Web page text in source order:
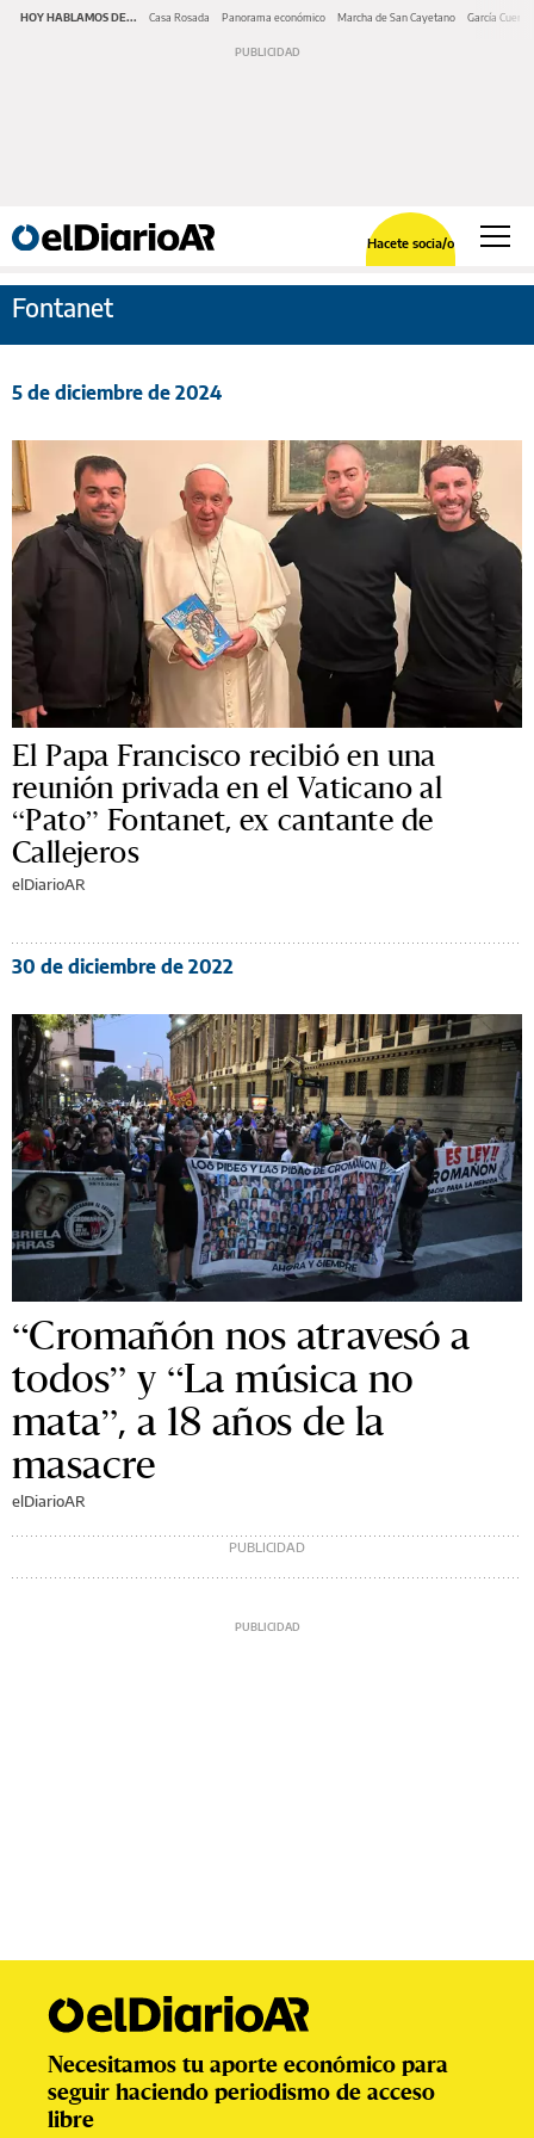
HOY HABLAMOS DE... Casa Rosada Panorama económico Marcha de San Cayetano García Cuerva
Hacete socia/o
Fontanet
5 de diciembre de 2024
El Papa Francisco recibió en una
reunión privada en el Vaticano al
“Pato” Fontanet, ex cantante de
Callejeros
elDiarioAR
30 de diciembre de 2022
“Cromañón nos atravesó a
todos” y “La música no
mata”, a 18 años de la
masacre
elDiarioAR
Necesitamos tu aporte económico para
seguir haciendo periodismo de acceso
libre